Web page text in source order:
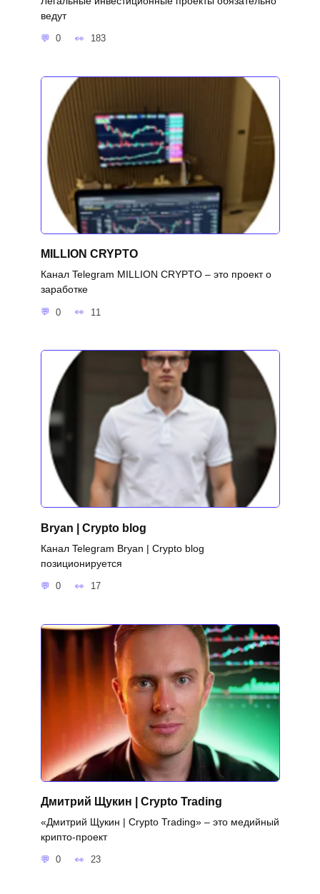
ведут
0 183
MILLION CRYPTO
Канал Telegram MILLION CRYPTO – это проект о
заработке
0 11
Bryan | Crypto blog
Канал Telegram Bryan | Crypto blog
позиционируется
0 17
Дмитрий Щукин | Crypto Trading
«Дмитрий Щукин | Crypto Trading» – это медийный
крипто‑проект
0 23